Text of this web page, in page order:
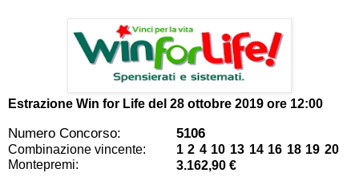
Estrazione Win for Life del 28 ottobre 2019 ore 12:00
Numero Concorso: 5106
Combinazione vincente:
1 2 4 10 13 14 16 18 19 20
Montepremi:
3.162,90 €